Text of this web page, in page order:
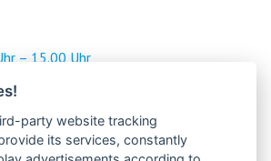
– 15.00 Uhr
Uhr
– 12.30 Uhr
party website tracking
its services, constantly